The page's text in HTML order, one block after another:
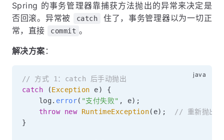
Spring 的事务管理器靠捕获方法抛出的异常来决定是
否回滚。异常被
catch
住了，事务管理器以为一切正
常，直接
commit 。
解决方案 ：
// 方式 1：catch 后手动抛出
catch
(Exception e)
{
    log
. error( "支付失败" , e) ;
throw
new RuntimeException( e) ;
// 重新抛出
}